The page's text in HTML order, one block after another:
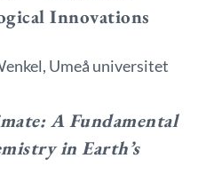
Innovations
Umeå universitet
A Fundamental
in Earth’s